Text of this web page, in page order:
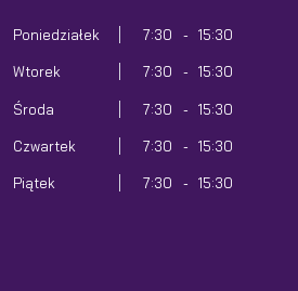
Poniedziałek 7:30 - 15:30
Wtorek 7:30 - 15:30
Środa 7:30 - 15:30
Czwartek 7:30 - 15:30
Piątek 7:30 - 15:30